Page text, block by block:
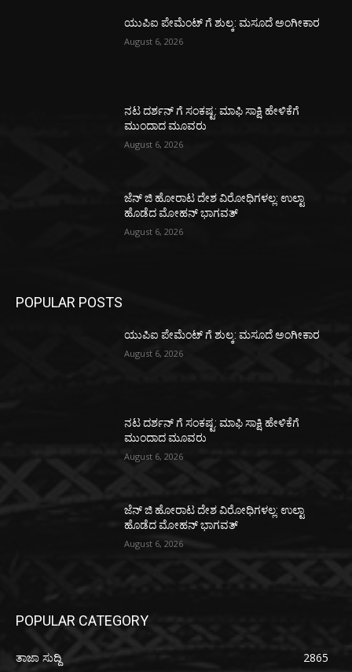
ಯುಪಿಐ ಪೇಮೆಂಟ್ ಗೆ ಶುಲ್ಕ: ಮಸೂದೆ ಅಂಗೀಕಾರ
August 6, 2026
ನಟ ದರ್ಶನ್ ಗೆ ಸಂಕಷ್ಟ: ಮಾಫಿ ಸಾಕ್ಷಿ ಹೇಳಿಕೆಗೆ
ಮುಂದಾದ ಮೂವರು
August 6, 2026
ಜೆನ್ ಜಿ ಹೋರಾಟ ದೇಶ ವಿರೋಧಿಗಳಲ್ಲ: ಉಲ್ಟಾ
ಹೊಡೆದ ಮೋಹನ್ ಭಾಗವತ್
August 6, 2026
POPULAR POSTS
ಯುಪಿಐ ಪೇಮೆಂಟ್ ಗೆ ಶುಲ್ಕ: ಮಸೂದೆ ಅಂಗೀಕಾರ
August 6, 2026
ನಟ ದರ್ಶನ್ ಗೆ ಸಂಕಷ್ಟ: ಮಾಫಿ ಸಾಕ್ಷಿ ಹೇಳಿಕೆಗೆ
ಮುಂದಾದ ಮೂವರು
August 6, 2026
ಜೆನ್ ಜಿ ಹೋರಾಟ ದೇಶ ವಿರೋಧಿಗಳಲ್ಲ: ಉಲ್ಟಾ
ಹೊಡೆದ ಮೋಹನ್ ಭಾಗವತ್
August 6, 2026
POPULAR CATEGORY
ತಾಜಾ ಸುದ್ದಿ
2865